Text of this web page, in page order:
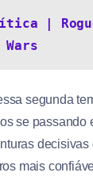
| Rogue
segunda
se passando
decisivas
mais